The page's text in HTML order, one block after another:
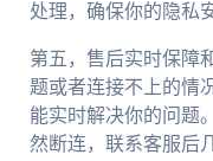
处理，确保你的隐私
第五，售后实时保障
题或者连接不上的情
能实时解决你的问题
然断连，联系客服后